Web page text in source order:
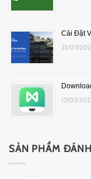
Cài Đặt
21/07/
17/07/
SẢN PHẨM